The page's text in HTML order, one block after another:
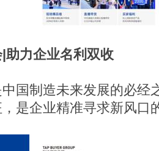
助力企业名利双收
国制造未来发展的必经
是企业精准寻求新风口